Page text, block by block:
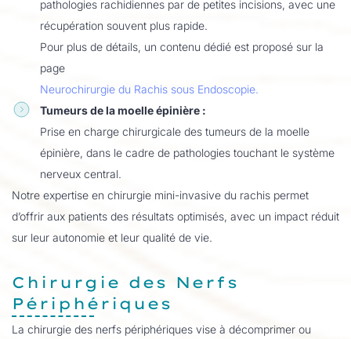
pathologies rachidiennes par de petites incisions, avec une
récupération souvent plus rapide.
Pour plus de détails, un contenu dédié est proposé sur la
page
Neurochirurgie du Rachis sous Endoscopie.
Tumeurs de la moelle épinière :
Prise en charge chirurgicale des tumeurs de la moelle
épinière, dans le cadre de pathologies touchant le système
nerveux central.
Notre expertise en chirurgie mini-invasive du rachis permet
d’offrir aux patients des résultats optimisés, avec un impact réduit
sur leur autonomie et leur qualité de vie.
Chirurgie des Nerfs
Périphériques
La chirurgie des nerfs périphériques vise à décomprimer ou